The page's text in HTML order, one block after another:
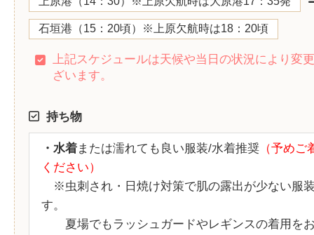
石垣港（15：20頃）※上原欠航時は18：20頃
上記スケジュールは天候や当日の状況により変
ざいます。
持ち物
・水着または濡れても良い服装/水着推奨 （予め
ください）
※虫刺され・日焼け対策で肌の露出が少ない服
す。
夏場でもラッシュガードやレギンスの着用を